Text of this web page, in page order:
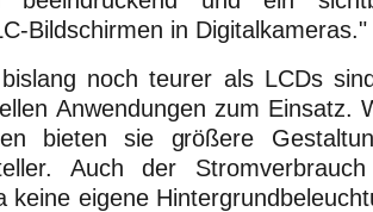
Bildschirmen in Digitalkameras."
noch teurer als LCDs
Anwendungen zum Einsatz.
bieten sie größere
Auch der
keine eigene